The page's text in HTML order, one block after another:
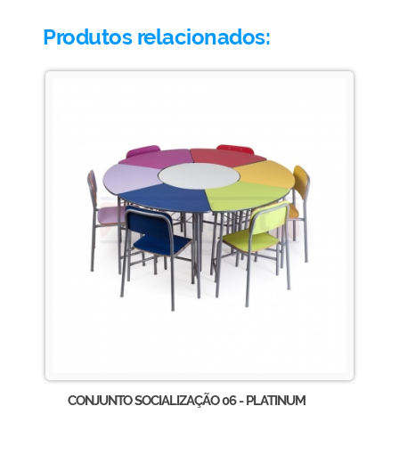
Produtos relacionados:
CONJUNTO SOCIALIZAÇÃO 06 - PLATINUM